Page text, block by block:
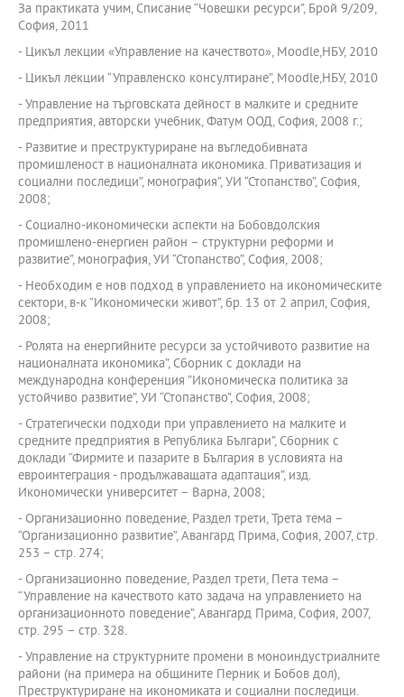
За практиката учим, Списание “Човешки ресурси”, Брой 9/209,
София, 2011
- Цикъл лекции «Управление на качеството», Moodle,НБУ, 2010
- Цикъл лекции “Управленско консултиране”, Moodle,НБУ, 2010
- Управление на търговската дейност в малките и средните
предприятия, авторски учебник, Фатум ООД, София, 2008 г.;
- Развитие и преструктуриране на въгледобивната
промишленост в националната икономика. Приватизация и
социални последици”, монография”, УИ “Стопанство”, София,
2008;
- Социално-икономически аспекти на Бобовдолския
промишлено-енергиен район – структурни реформи и
развитие”, монография, УИ “Стопанство”, София, 2008;
- Необходим е нов подход в управлението на икономическите
сектори, в-к “Икономически живот”, бр. 13 от 2 април, София,
2008;
- Ролята на енергийните ресурси за устойчивото развитие на
националната икономика”, Сборник с доклади на
международна конференция ”Икономическа политика за
устойчиво развитие”, УИ “Стопанство”, София, 2008;
- Стратегически подходи при управлението на малките и
средните предприятия в Република Българи”, Сборник с
доклади “Фирмите и пазарите в България в условията на
евроинтеграция - продължаващата адаптация”, изд.
Икономически университет – Варна, 2008;
- Организационно поведение, Раздел трети, Трета тема –
“Организационно развитие”, Авангард Прима, София, 2007, стр.
253 – стр. 274;
- Организационно поведение, Раздел трети, Пета тема –
“Управление на качеството като задача на управлението на
организационното поведение”, Авангард Прима, София, 2007,
стр. 295 – стр. 328.
- Управление на структурните промени в моноиндустриалните
райони (на примера на общините Перник и Бобов дол),
Преструктуриране на икономиката и социални последици.